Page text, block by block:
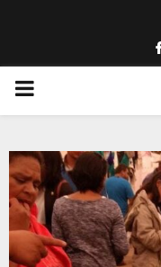
PRIMARY